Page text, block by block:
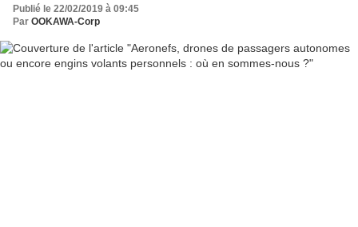
Publié le 22/02/2019 à 09:45
Par OOKAWA-Corp